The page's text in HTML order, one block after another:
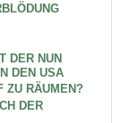
DER NUN
DEN USA
ZU RÄUMEN?
DER